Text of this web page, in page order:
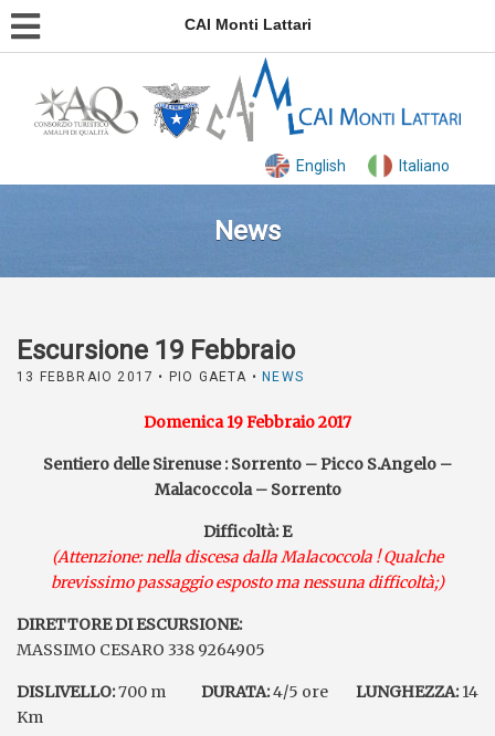
CAI Monti Lattari
English Italiano
News
Escursione 19 Febbraio
13 FEBBRAIO 2017 • PIO GAETA •NEWS
Domenica 19 Febbraio 2017
Sentiero delle Sirenuse : Sorrento – Picco S.Angelo –
Malacoccola – Sorrento
Difficoltà: E
(Attenzione: nella discesa dalla Malacoccola ! Qualche
brevissimo passaggio esposto ma nessuna difficoltà;)
DIRETTORE DI ESCURSIONE:
MASSIMO CESARO 338 9264905
DISLIVELLO:700 m DURATA:4/5 ore LUNGHEZZA:14
Km